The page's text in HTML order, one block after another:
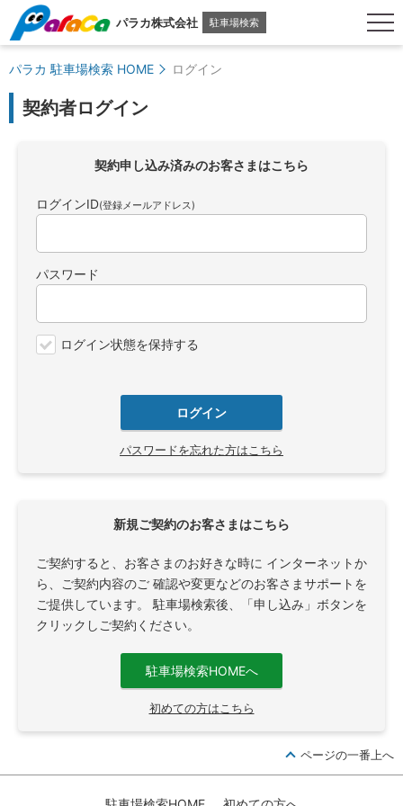
パラカ株式会社 駐車場検索
パラカ 駐車場検索 HOME ログイン
契約者ログイン
契約申し込み済みのお客さまはこちら
ログインID(登録メールアドレス)
パスワード
ログイン状態を保持する
ログイン
パスワードを忘れた方はこちら
新規ご契約のお客さまはこちら
ご契約すると、お客さまのお好きな時に インターネットか
ら、ご契約内容のご 確認や変更などのお客さまサポートを
ご提供しています。 駐車場検索後、「申し込み」ボタンを
クリックしご契約ください。
駐車場検索HOMEへ
初めての方はこちら
ページの一番上へ